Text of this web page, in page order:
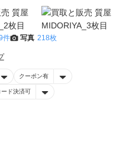
件 写真 218枚
クーポン有
ード決済可